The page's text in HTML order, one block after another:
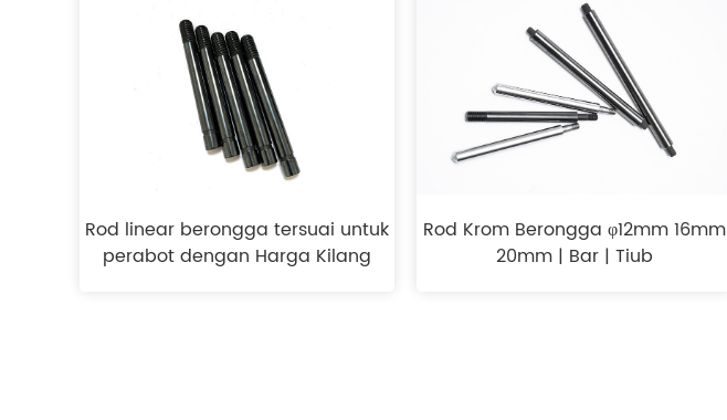
Rod linear berongga tersuai untuk
perabot dengan Harga Kilang
Rod Krom Berongga φ12mm 16mm
20mm | Bar | Tiub